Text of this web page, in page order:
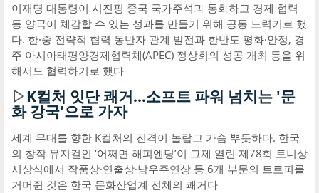
이재명 대통령이 시진핑 중국 국가주석과 통화하고 경제 협력
등 양국이 체감할 수 있는 성과를 만들기 위해 공동 노력키로 했
다. 한·중 전략적 협력 동반자 관계 발전과 한반도 평화·안정, 경
주 아시아태평양경제협력체(APEC) 정상회의 성공 개최 등을 위
해서도 협력하기로 했다
▷K컬처 잇단 쾌거…소프트 파워 넘치는 '문
화 강국'으로 가자
세계 무대를 향한 K컬처의 진격이 놀랍고 가슴 뿌듯하다. 한국
의 창작 뮤지컬인 ‘어쩌면 해피엔딩’이 그제 열린 제78회 토니상
시상식에서 작품상·연출상·남우주연상 등 6개 부문의 트로피를
거머쥔 것은 한국 문화산업계 전체의 쾌거다